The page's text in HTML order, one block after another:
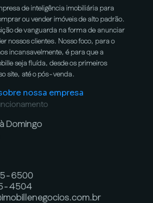
de inteligência imobiliária para
ou vender imóveis de alto padrão.
de vanguarda na forma de anunciar
nossos clientes. Nosso foco, para o
incansavelmente, é para que a
seja fluída, desde os primeiros
site, até o pós-venda.
nossa empresa
Domingo
6500
4504